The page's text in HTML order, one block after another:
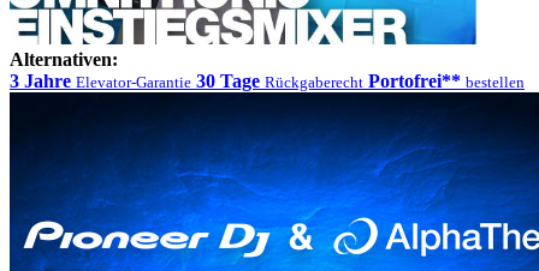
Alternativen:
3 Jahre Elevator-Garantie 30 Tage Rückgaberecht Portofrei** bestellen